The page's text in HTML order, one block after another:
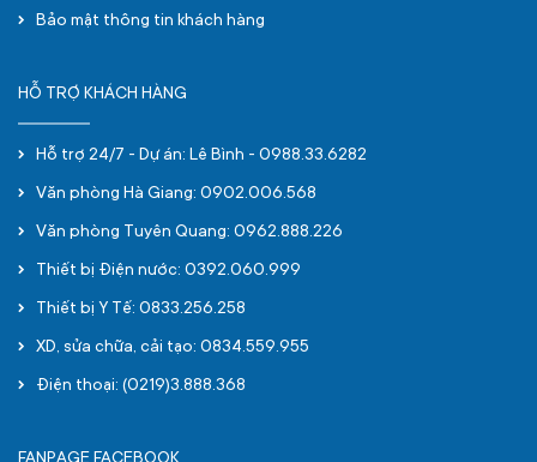
Bảo mật thông tin khách hàng
HỖ TRỢ KHÁCH HÀNG
Hỗ trợ 24/7 - Dự án: Lê Bình - 0988.33.6282
Văn phòng Hà Giang: 0902.006.568
Văn phòng Tuyên Quang: 0962.888.226
Thiết bị Điện nước: 0392.060.999
Thiết bị Y Tế: 0833.256.258
XD, sửa chữa, cải tạo: 0834.559.955
Điện thoại: (0219)3.888.368